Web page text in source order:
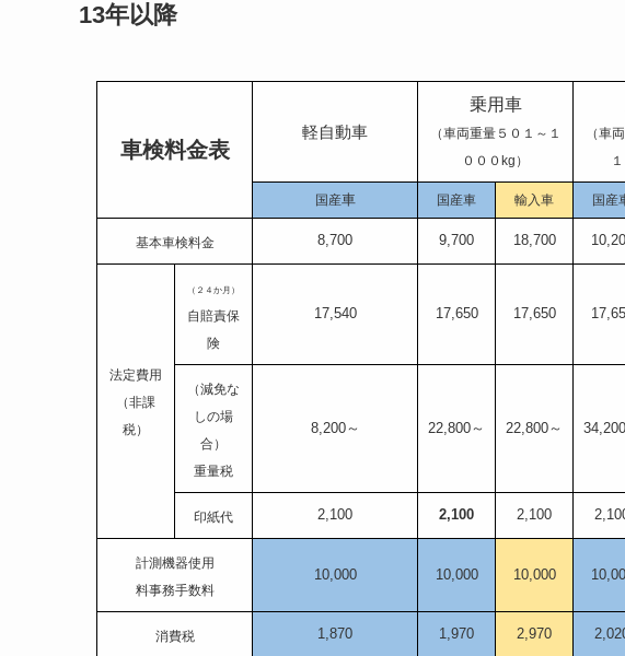
13年以降
車検料金表
軽自動車
乗用車
（車両重量５０１～１
０００kg）
（車
国産車 国産車 輸入車 国産
基本車検料金 8,700 9,700 18,700
法定費用
（非課
税）
（２４か月）
自賠責保
険
17,540 17,650 17,650
（減免な
しの場
合）
重量税
8,200～ 22,800～ 22,800～
印紙代 2,100 2,100 2,100
計測機器使用
料事務手数料
10,000 10,000 10,000
消費税 1,870 1,970 2,970